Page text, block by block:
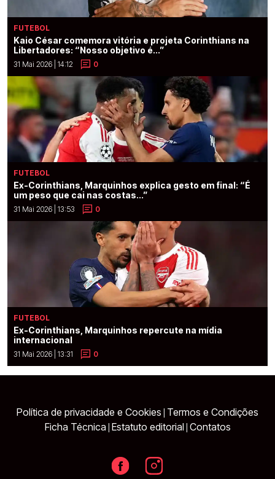
FUTEBOL
Kaio César comemora vitória e projeta Corinthians na
Libertadores: “Nosso objetivo é...”
31 Mai 2026 | 14:12 0
FUTEBOL
Ex-Corinthians, Marquinhos explica gesto em final: “É
um peso que cai nas costas...”
31 Mai 2026 | 13:53 0
FUTEBOL
Ex-Corinthians, Marquinhos repercute na mídia
internacional
31 Mai 2026 | 13:31 0
Política de privacidade e Cookies Termos e Condições
Ficha Técnica Estatuto editorial Contatos